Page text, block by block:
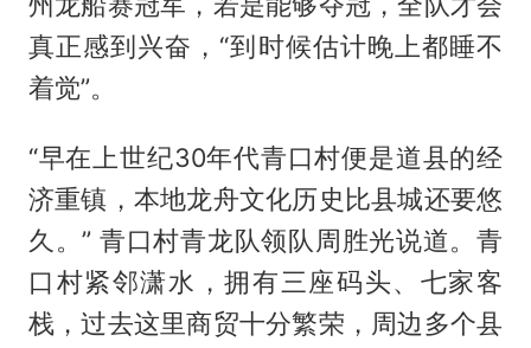
真正感到兴奋，“到时候估计晚上都睡不
着觉”。
“早在上世纪30年代青口村便是道县的经
济重镇，本地龙舟文化历史比县城还要悠
久。” 青口村青龙队领队周胜光说道。青
口村紧邻潇水，拥有三座码头、七家客
栈，过去这里商贸十分繁荣，周边多个县